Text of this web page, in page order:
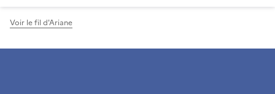
Voir le fil d'Ariane